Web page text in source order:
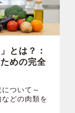
とは？：
めの完全
ついて～
どの肉類を